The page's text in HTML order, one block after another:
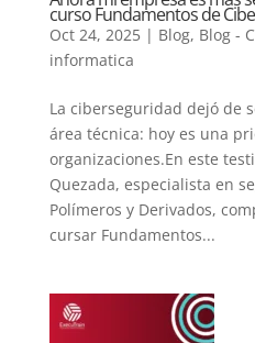
curso Fundamentos de
Oct 24, 2025| Blog, Blog -
informatica
La ciberseguridad dejó de
área técnica: hoy es una
organizaciones.En este
Quezada, especialista en
Polímeros y Derivados,
cursar Fundamentos...